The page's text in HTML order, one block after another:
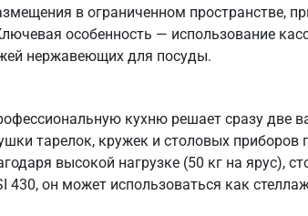
в ограниченном пространстве,
особенность — использование
нержавеющих для посуды.
кухню решает сразу две
тарелок, кружек и столовых
высокой нагрузке (50 кг на ярус),
он может использоваться как